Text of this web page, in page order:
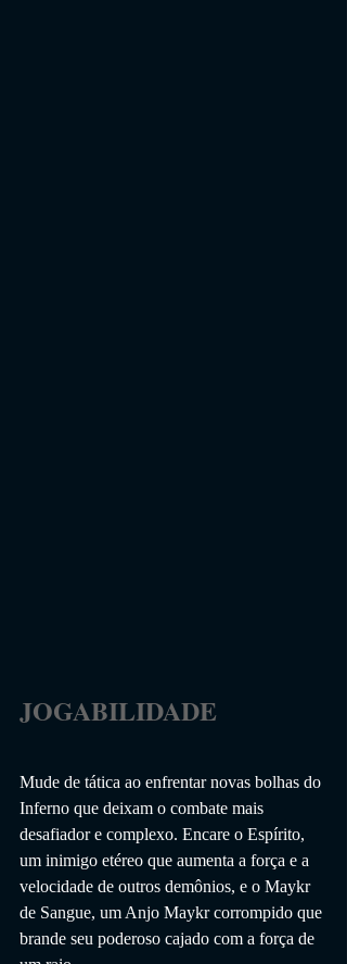
JOGABILIDADE
Mude de tática ao enfrentar novas bolhas do
Inferno que deixam o combate mais
desafiador e complexo. Encare o Espírito,
um inimigo etéreo que aumenta a força e a
velocidade de outros demônios, e o Maykr
de Sangue, um Anjo Maykr corrompido que
brande seu poderoso cajado com a força de